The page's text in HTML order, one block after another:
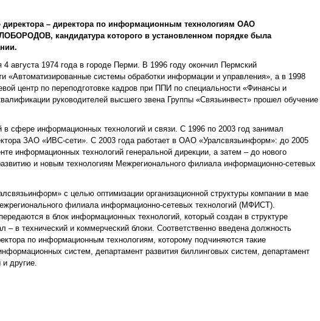
директора – директора по информационным технологиям ОАО
кандидатура которого в установленном порядке была
4 августа 1974 года в городе Перми. В 1996 году окончил Пермский
«Автоматизированные системы обработки информации и управления», а в 1998
центр по переподготовке кадров при ППИ по специальности «Финансы и
руководителей высшего звена Группы «Связьинвест» прошел обучение
в сфере информационных технологий и связи. С 1996 по 2003 год занимал
ЗАО «ИВС-сети». С 2003 года работает в ОАО «Уралсвязьинформ»: до 2005
информационных технологий генеральной дирекции, а затем – до нового
и новым технологиям Межрегионального филиала информационно-сетевых
с целью оптимизации организационной структуры компании в мае
филиала информационно-сетевых технологий (МФИСТ).
в блок информационных технологий, который создан в структуре
– в технический и коммерческий блоки. Соответственно введена должность
по информационным технологиям, которому подчиняются такие
систем, департамент развития биллинговых систем, департамент
другие.